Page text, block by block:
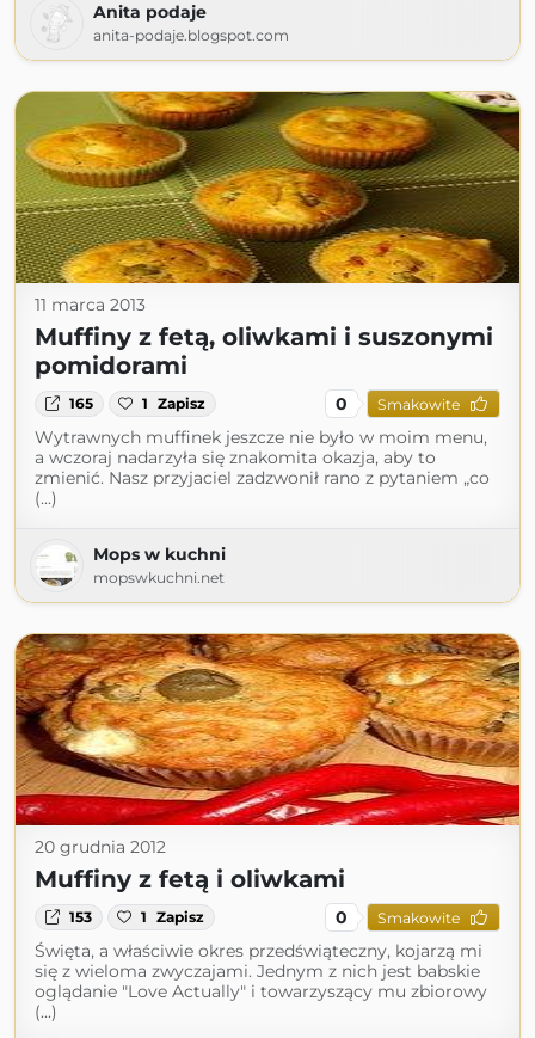
Anita podaje
anita-podaje.blogspot.com
11 marca 2013
Muffiny z fetą, oliwkami i suszonymi
pomidorami
165 1 Zapisz 0 Smakowite
Wytrawnych muffinek jeszcze nie było w moim menu,
a wczoraj nadarzyła się znakomita okazja, aby to
zmienić. Nasz przyjaciel zadzwonił rano z pytaniem „co
(...)
Mops w kuchni
mopswkuchni.net
20 grudnia 2012
Muffiny z fetą i oliwkami
153 1 Zapisz 0 Smakowite
Święta, a właściwie okres przedświąteczny, kojarzą mi
się z wieloma zwyczajami. Jednym z nich jest babskie
oglądanie "Love Actually" i towarzyszący mu zbiorowy
(...)